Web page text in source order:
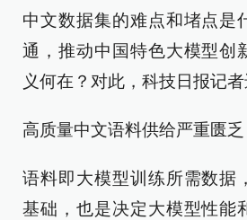
中文数据集的难点和堵点是
通，推动中国特色大模型创
义何在？对此，科技日报记者
高质量中文语料供给严重匮乏
语料即大模型训练所需数据
基础，也是决定大模型性能